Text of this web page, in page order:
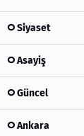
Siyaset
Asayiş
Güncel
Ankara